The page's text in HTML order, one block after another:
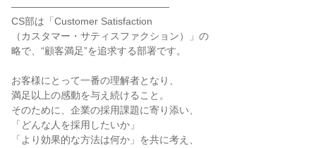
――――――――――――――――
CS部は「Customer Satisfaction
（カスタマー・サティスファクション）」の
略で、“顧客満足”を追求する部署です。
お客様にとって一番の理解者となり、
満足以上の感動を与え続けること。
そのために、企業の採用課題に寄り添い、
「どんな人を採用したいか」
「より効果的な方法は何か」を共に考え、